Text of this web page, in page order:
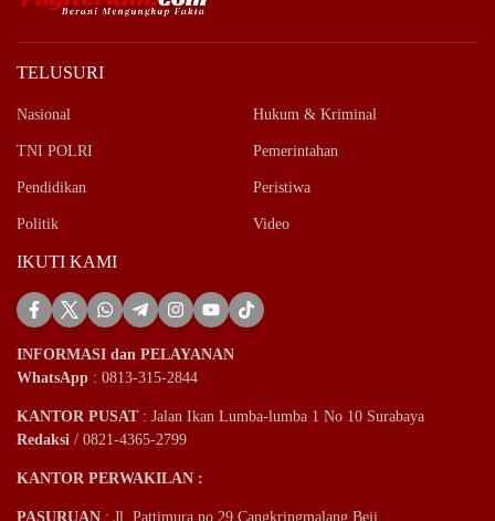
TELUSURI
Nasional Hukum & Kriminal
TNI POLRI Pemerintahan
Pendidikan Peristiwa
Politik Video
IKUTI KAMI
INFORMASI dan PELAYANAN
WhatsApp : 0813-315-2844
KANTOR PUSAT: Jalan Ikan Lumba-lumba 1 No 10 Surabaya
Redaksi / 0821-4365-2799
KANTOR PERWAKILAN :
PASURUAN : Jl. Pattimura no 29 Cangkringmalang Beji.